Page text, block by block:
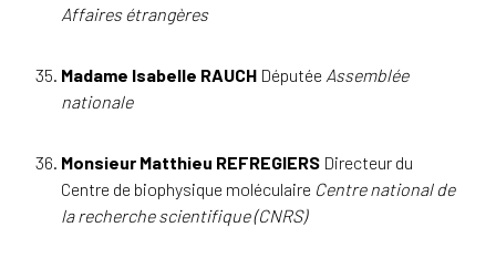
Affaires étrangères
Madame Isabelle RAUCH Députée Assemblée
nationale
Monsieur Matthieu REFREGIERS Directeur du
Centre de biophysique moléculaire Centre national de
la recherche scientifique (CNRS)